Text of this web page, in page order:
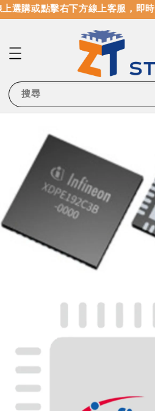
選購或點擊右下方線上客服，即
搜尋